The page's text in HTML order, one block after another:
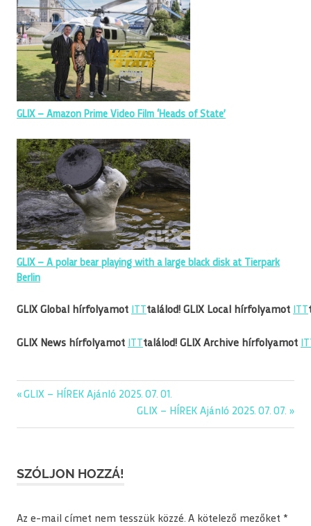
GLIX – Amazon Prime Video Film ‘Heads of State’
GLIX – A polar bear playing with a large black disk at Tierpark
Berlin
GLIX Global hírfolyamot találod! GLIX Local hírfolyamot
GLIX News hírfolyamot találod! GLIX Archive hírfolyamot
Bejegyzés
navigáció
Previous
GLIX – HÍREK Ajánló 2025. 07. 01.
Next
Post:
GLIX – HÍREK Ajánló 2025. 07. 07.
SZÓLJON HOZZÁ!
Az e-mail címet nem tesszük közzé. A kötelező mezőket *